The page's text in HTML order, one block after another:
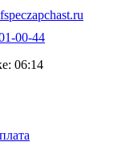
00-44
06:14